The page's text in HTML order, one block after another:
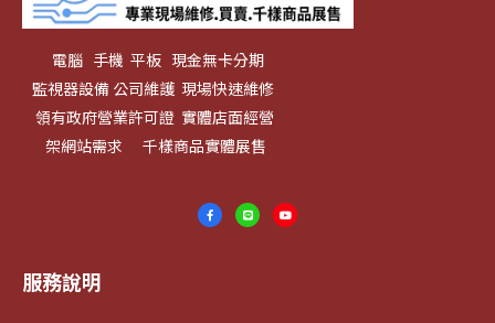
電腦 手機 平板 現金無卡分期
監視器設備 公司維護 現場快速維修
領有政府營業許可證 實體店面經營
架網站需求 千樣商品實體展售
服務說明